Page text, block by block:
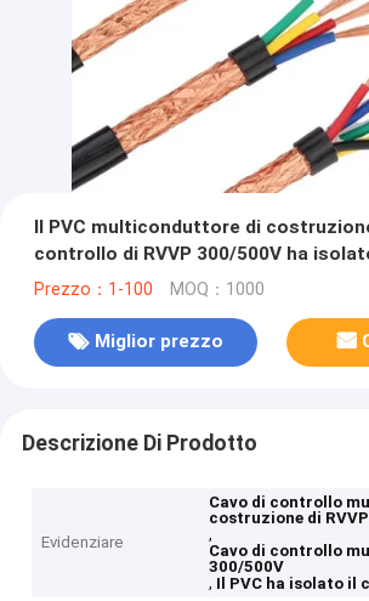
Il PVC multiconduttore di
controllo di RVVP 300/500V ha
Prezzo：1-100 MOQ：1000
Miglior prezzo
Descrizione Di Prodotto
Evidenziare
Cavo di controllo
costruzione di RVVP
,
Cavo di controllo
300/500V
, Il PVC ha isolato il